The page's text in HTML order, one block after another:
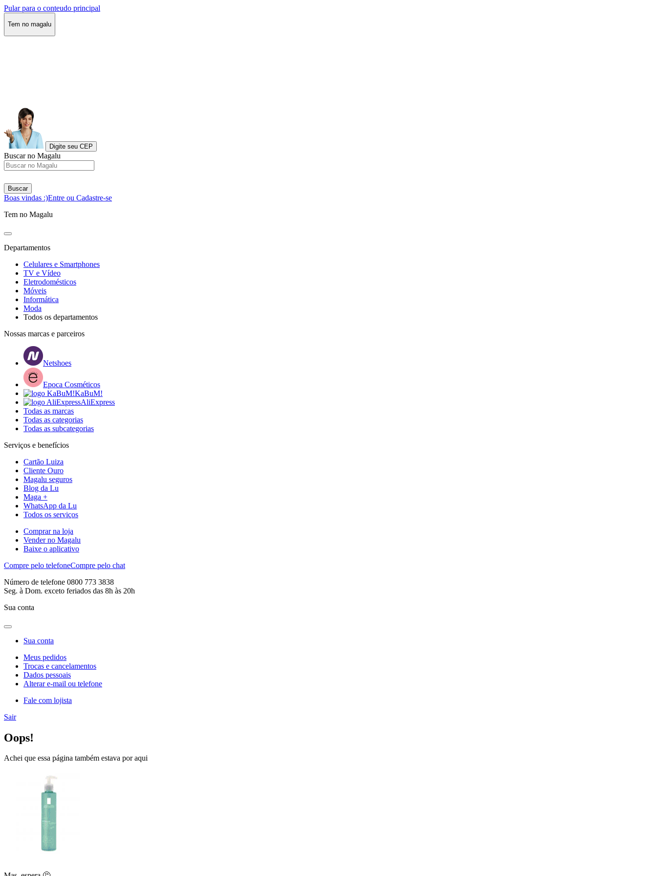
Pular para o conteudo principal
Tem no magalu
Digite seu CEP
Buscar no Magalu
Buscar
Boas vindas :)Entre ou Cadastre-se
Tem no Magalu
Departamentos
Celulares e Smartphones
TV e Vídeo
Eletrodomésticos
Móveis
Informática
Moda
Todos os departamentos
Nossas marcas e parceiros
Netshoes
Epoca Cosméticos
KaBuM!
AliExpress
Todas as marcas
Todas as categorias
Todas as subcategorias
Serviços e benefícios
Cartão Luiza
Cliente Ouro
Magalu seguros
Blog da Lu
Maga +
WhatsApp da Lu
Todos os serviços
Comprar na loja
Vender no Magalu
Baixe o aplicativo
Compre pelo telefoneCompre pelo chat
Número de telefone 0800 773 3838
Seg. à Dom. exceto feriados das 8h às 20h
Sua conta
Sua conta
Meus pedidos
Trocas e cancelamentos
Dados pessoais
Alterar e-mail ou telefone
Fale com lojista
Sair
Oops!
Achei que essa página também estava por aqui